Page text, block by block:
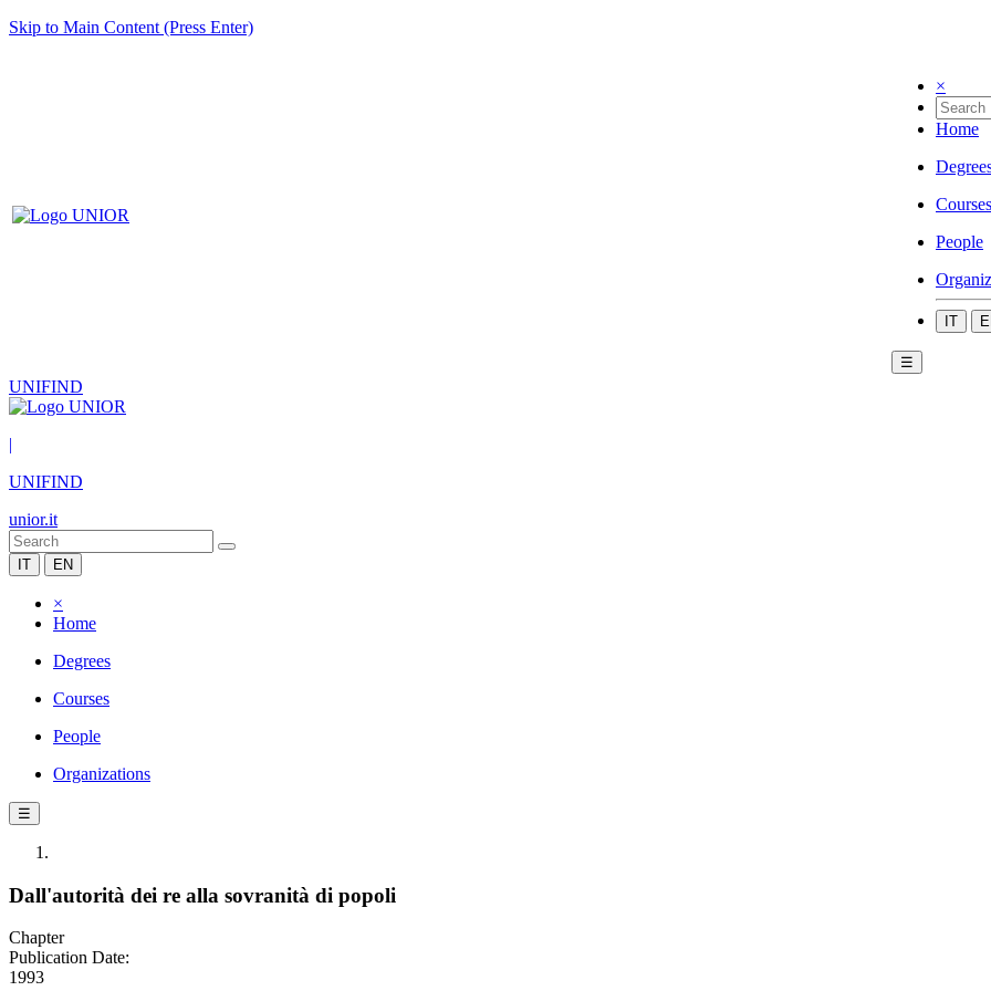
Skip to Main Content (Press Enter)
×
Home
Courses
People
IT
☰
UNIFIND
|
UNIFIND
unior.it
IT EN
×
Home
Degrees
Courses
People
Organizations
☰
Dall'autorità dei re alla sovranità di popoli
Chapter
Publication Date:
1993